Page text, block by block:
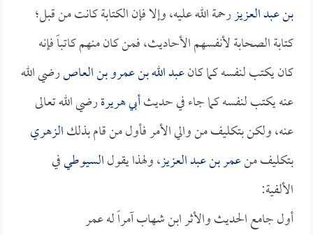
بن عبد العزيزرحمة الله عليه، وإلا فإن الكتابة كانت من قبل؛
كتابة الصحابة لأنفسهم الأحاديث، فمن كان منهم كاتباً فإنه
كان يكتب لنفسه كما كانعبد الله بن عمرو بن العاصرضي الله
عنه يكتب لنفسه كما جاء في حديثأبي هريرةرضي الله تعالى
عنه، ولكن بتكليف من والي الأمر فأول من قام بذلكالزهري
بتكليف منعمر بن عبد العزيز، ولهذا يقولالسيوطيفي
الألفية:
أول جامع الحديث والأثر ابن شهاب آمراً له عمر